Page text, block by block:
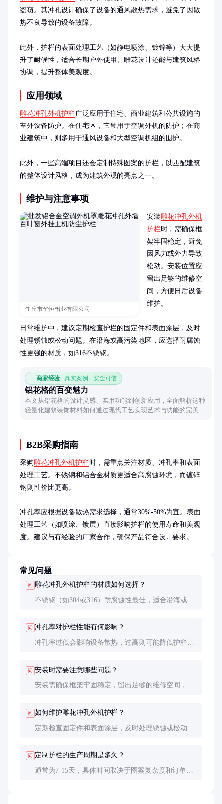
盗窃。其冲孔设计确保了设备的通风散热需求，避免了因散
热不良导致的设备故障。
此外，护栏的表面处理工艺（如静电喷涂、镀锌等）大大提
升了耐候性，适合长期户外使用。雕花设计还能与建筑风格
协调，提升整体美观度。
应用领域
雕花冲孔外机护栏广泛应用于住宅、商业建筑和公共设施的
室外设备防护。在住宅区，它常用于空调外机的防护；在商
业建筑中，则多用于通风设备和大型空调机组的围护。
此外，一些高端项目还会定制特殊图案的护栏，以匹配建筑
的整体设计风格，成为建筑外观的亮点之一。
维护与注意事项
任丘市华恒铝业有限公司
安装 雕花冲孔外机
护栏时，需确保框
架牢固稳定，避免
因风力或外力导致
松动。安装位置应
留出足够的维修空
间，方便日后设备
维护。
日常维护中，建议定期检查护栏的固定件和表面涂层，及时
处理锈蚀或松动问题。在沿海或高污染地区，应选择耐腐蚀
性更强的材质，如316不锈钢。
商家经验 真实案例 · 安全可信
铝花格的百变魅力
本文从铝花格的设计灵感、实用功能到创新应用，全面解析这种
轻量化建筑装饰材料如何通过现代工艺实现艺术与功能的完美结
B2B采购指南
采购 雕花冲孔外机护栏时，需重点关注材质、冲孔率和表面
处理工艺。不锈钢和铝合金材质更适合高腐蚀环境，而镀锌
钢则性价比更高。
冲孔率应根据设备散热需求选择，通常30%-50%为宜。表面
处理工艺（如喷涂、镀层）直接影响护栏的使用寿命和美观
度。建议与有经验的厂家合作，确保产品符合设计要求。
常见问题
问 雕花冲孔外机护栏的材质如何选择？
不锈钢（如304或316）耐腐蚀性最佳，适合沿海或高
问 冲孔率对护栏性能有何影响？
冲孔率过低会影响设备散热，过高则可能降低护栏强
问 安装时需要注意哪些问题？
安装需确保框架牢固稳定，留出足够的维修空间，避
问 如何维护雕花冲孔外机护栏？
定期检查固定件和表面涂层，及时处理锈蚀或松动问
问 定制护栏的生产周期是多久？
通常为7-15天，具体时间取决于图案复杂度和订单